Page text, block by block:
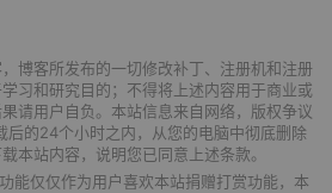
博客所发布的一切修改补丁、注册机和注册
习和研究目的；不得将上述内容用于商业或
请用户自负。本站信息来自网络，版权争议
后的24个小时之内，从您的电脑中彻底删除
本站内容，说明您已同意上述条款。
能仅仅作为用户喜欢本站捐赠打赏功能，本